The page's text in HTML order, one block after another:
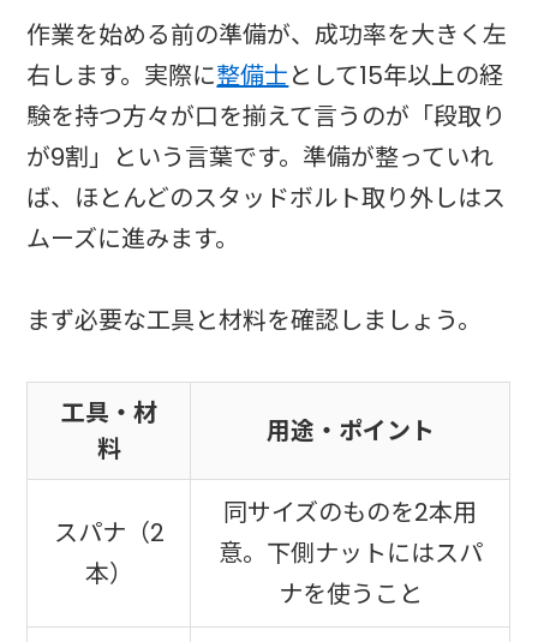
作業を始める前の準備が、成功率を大きく左
右します。実際に整備士として15年以上の経
験を持つ方々が口を揃えて言うのが「段取り
が9割」という言葉です。準備が整っていれ
ば、ほとんどのスタッドボルト取り外しはス
ムーズに進みます。
まず必要な工具と材料を確認しましょう。
工具・材
料
用途・ポイント
スパナ（2
本）
同サイズのものを2本用
意。下側ナットにはスパ
ナを使うこと